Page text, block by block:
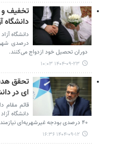
تخفیف و
دانشگاه
درصدی
دوران تحصیل خود ازدواج می‌کنند.
۱۴۰۴-۰۹-۲۳ ۱۰:۰۳
ای در
قائم مقام
دانشگاه
۴۰ درصدی بودجه غیرشهریه‌ای نیازمند برنامه‌ریزی، خلاقیت و شتاب بیشتر است.
۱۴۰۴-۰۹-۱۲ ۱۶:۳۶